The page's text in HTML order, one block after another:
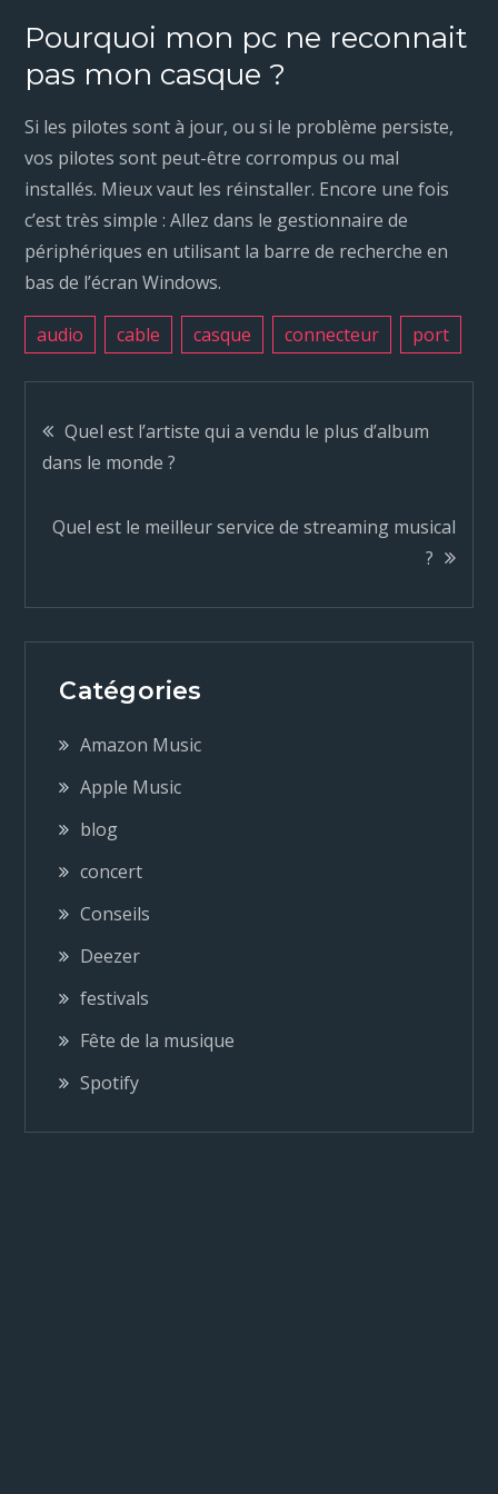
Pourquoi mon pc ne reconnait
pas mon casque ?
Si les pilotes sont à jour, ou si le problème persiste,
vos pilotes sont peut-être corrompus ou mal
installés. Mieux vaut les réinstaller. Encore une fois
c’est très simple : Allez dans le gestionnaire de
périphériques en utilisant la barre de recherche en
bas de l’écran Windows.
audio cable casque connecteur port
N
a
v
i
g
a
t
o
n
d
e
l
Quel est l’artiste qui a vendu le plus d’album
dans le monde ?
Quel est le meilleur service de streaming musical
?
Catégories
Amazon Music
Apple Music
blog
concert
Conseils
Deezer
festivals
Fête de la musique
Spotify